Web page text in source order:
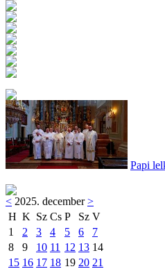
Papi
< 2025. december>
H K Sz Cs P Sz V
1
2 3 4 5 6
7
8
9 10 11 12 13 14
15 16 17 18 19 20 21